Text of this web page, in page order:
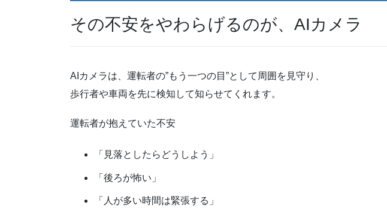
その不安をやわらげるのが、AIカメラ
AIカメラは、運転者の”もう一つの目”として周囲を見守り、
歩行者や車両を先に検知して知らせてくれます。
運転者が抱えていた不安
「見落としたらどうしよう」
「後ろが怖い」
「人が多い時間は緊張する」